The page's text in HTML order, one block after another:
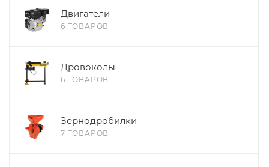
Двигатели
6 ТОВАРОВ
Дровоколы
6 ТОВАРОВ
Зернодробилки
7 ТОВАРОВ